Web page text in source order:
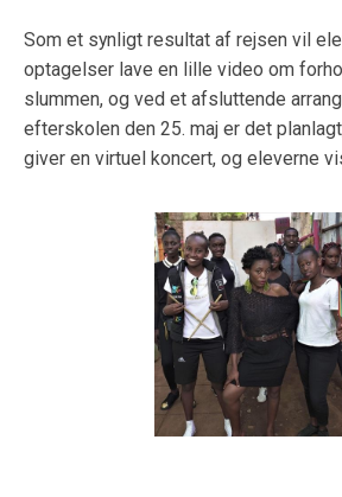
Som et synligt resultat af rejsen vil
optagelser lave en lille video om
slummen, og ved et afsluttende
efterskolen den 25. maj er det
giver en virtuel koncert, og eleverne